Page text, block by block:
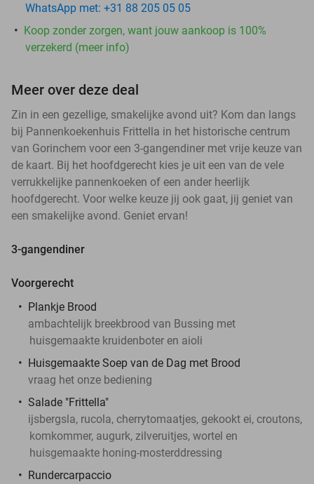
WhatsApp met: +31 88 205 05 05
Koop zonder zorgen, want jouw aankoop is 100%
verzekerd (meer info)
Meer over deze deal
Zin in een gezellige, smakelijke avond uit? Kom dan langs
bij Pannenkoekenhuis Frittella in het historische centrum
van Gorinchem voor een 3-gangendiner met vrije keuze van
de kaart. Bij het hoofdgerecht kies je uit een van de vele
verrukkelijke pannenkoeken of een ander heerlijk
hoofdgerecht. Voor welke keuze jij ook gaat, jij geniet van
een smakelijke avond. Geniet ervan!
3-gangendiner
Voorgerecht
Plankje Brood
ambachtelijk breekbrood van Bussing met
huisgemaakte kruidenboter en aioli
Huisgemaakte Soep van de Dag met Brood
vraag het onze bediening
Salade "Frittella"
ijsbergsla, rucola, cherrytomaatjes, gekookt ei, croutons,
komkommer, augurk, zilveruitjes, wortel en
huisgemaakte honing-mosterddressing
Rundercarpaccio